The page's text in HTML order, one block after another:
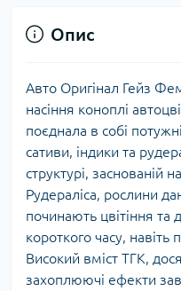
Опис
Авто Оригінал Гейз
насіння коноплі
поєднала в собі
сативи, індики та
структурі, заснованій
Рудераліса, рослини
починають цвітіння
короткого часу,
Високий вміст ТГК,
захоплюючі ефекти